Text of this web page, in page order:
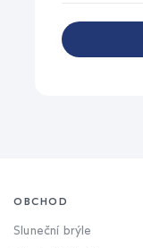
OBCHOD
Sluneční brýle